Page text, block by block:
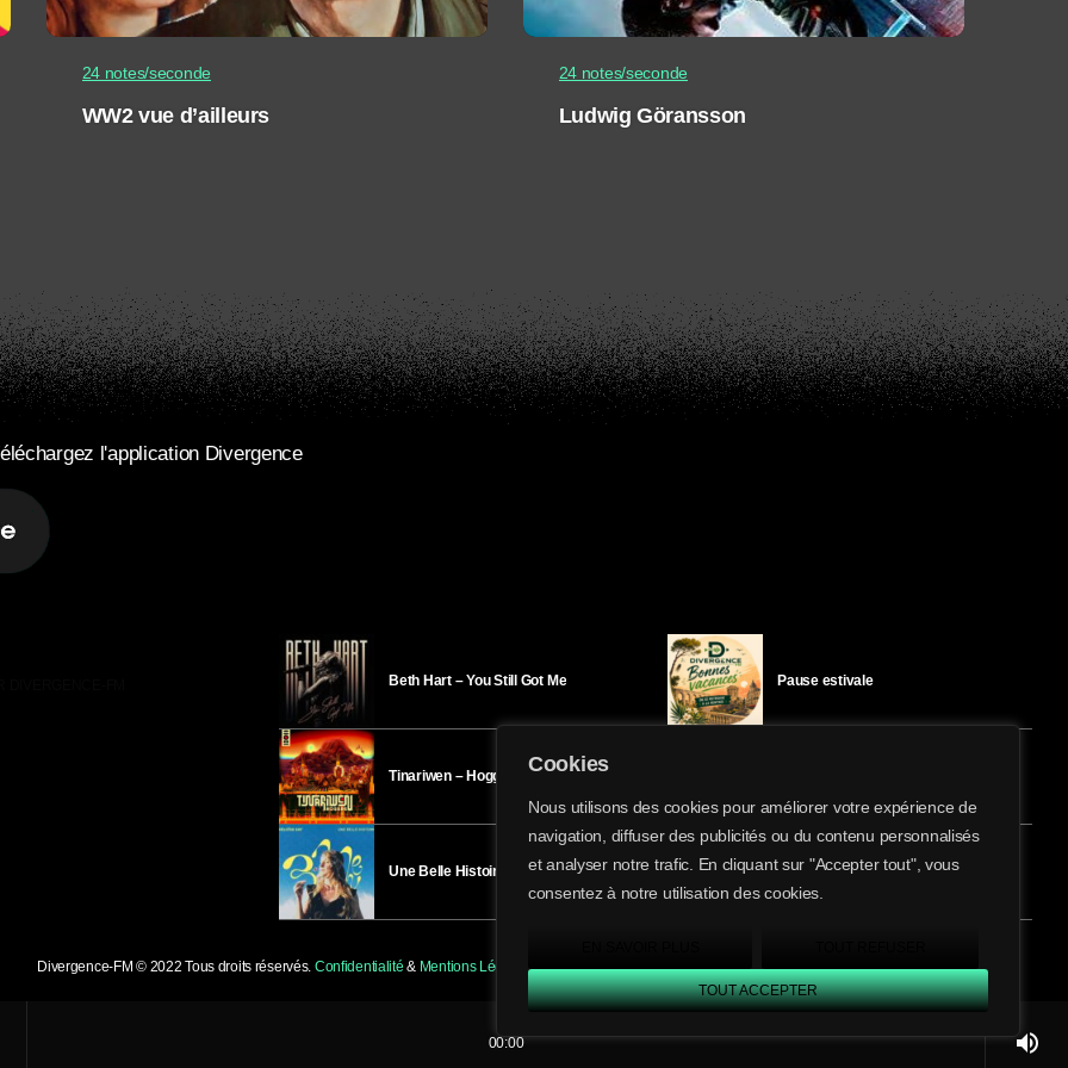
Cookies
Nous utilisons des cookies pour améliorer votre expérience de
navigation, diffuser des publicités ou du contenu personnalisés
et analyser notre trafic. En cliquant sur "Accepter tout", vous
consentez à notre utilisation des cookies.
TOUT ACCEPTER
00:00 volume_up
share
email
24 notes/seconde
WW2 vue d’ailleurs
24 notes/seconde
Ludwig Göransson
l'application Divergence
Beth Hart – You Still Got Me
Tinariwen – Hoggar
Une Belle Histoire – Héloïse Bay
Pause estivale
Ici l’Ombre – mardi 28 juillet
Divergence-FM © 2022 Tous droits réservés. Confidentialité & Mentions Légales.